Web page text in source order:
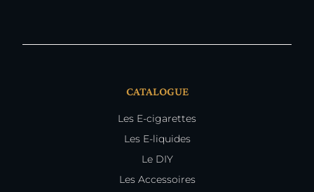
CATALOGUE
Les E-cigarettes
Les E-liquides
Le DIY
Les Accessoires